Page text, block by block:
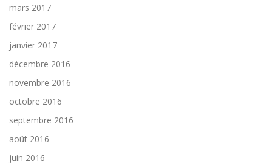
mars 2017
février 2017
janvier 2017
décembre 2016
novembre 2016
octobre 2016
septembre 2016
août 2016
juin 2016